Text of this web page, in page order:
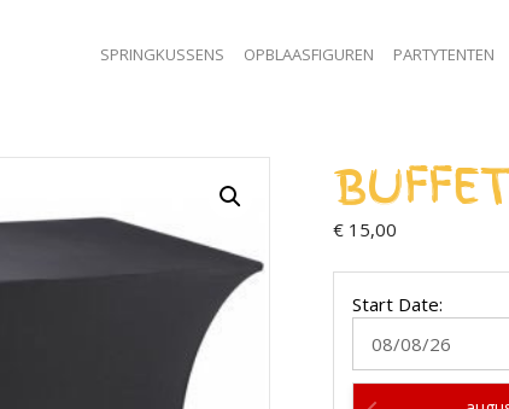
SPRINGKUSSENS OPBLAASFIGUREN PARTYTENTEN
€ 15,00
Start Date: